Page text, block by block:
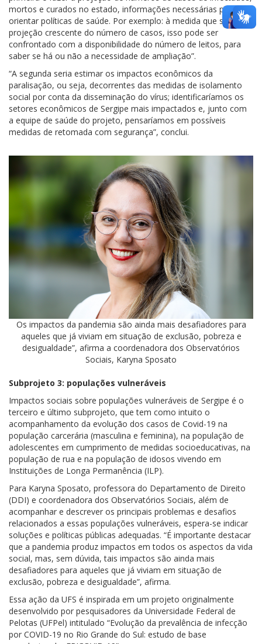
mortos e curados no estado, informações necessárias para
orientar políticas de saúde. Por exemplo: à medida que se faz a
projeção crescente do número de casos, isso pode ser
confrontado com a disponibilidade do número de leitos, para
saber se há ou não a necessidade de ampliação”.
“A segunda seria estimar os impactos econômicos da
paralisação, ou seja, decorrentes das medidas de isolamento
social por conta da disseminação do vírus; identificaríamos os
setores econômicos de Sergipe mais impactados e, junto com
a equipe de saúde do projeto, pensaríamos em possíveis
medidas de retomada com segurança”, conclui.
Os impactos da pandemia são ainda mais desafiadores para
aqueles que já viviam em situação de exclusão, pobreza e
desigualdade”, afirma a coordenadora dos Observatórios
Sociais, Karyna Sposato
Subprojeto 3: populações vulneráveis
Impactos sociais sobre populações vulneráveis de Sergipe é o
terceiro e último subprojeto, que tem como intuito o
acompanhamento da evolução dos casos de Covid-19 na
população carcerária (masculina e feminina), na população de
adolescentes em cumprimento de medidas socioeducativas, na
população de rua e na população de idosos vivendo em
Instituições de Longa Permanência (ILP).
Para Karyna Sposato, professora do Departamento de Direito
(DDI) e coordenadora dos Observatórios Sociais, além de
acompanhar e descrever os principais problemas e desafios
relacionados a essas populações vulneráveis, espera-se indicar
soluções e políticas públicas adequadas. “É importante destacar
que a pandemia produz impactos em todos os aspectos da vida
social, mas, sem dúvida, tais impactos são ainda mais
desafiadores para aqueles que já viviam em situação de
exclusão, pobreza e desigualdade”, afirma.
Essa ação da UFS é inspirada em um projeto originalmente
desenvolvido por pesquisadores da Universidade Federal de
Pelotas (UFPel) intitulado “Evolução da prevalência de infecção
por COVID-19 no Rio Grande do Sul: estudo de base